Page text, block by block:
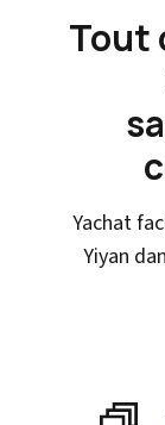
Tout
Yachat
Yiyan